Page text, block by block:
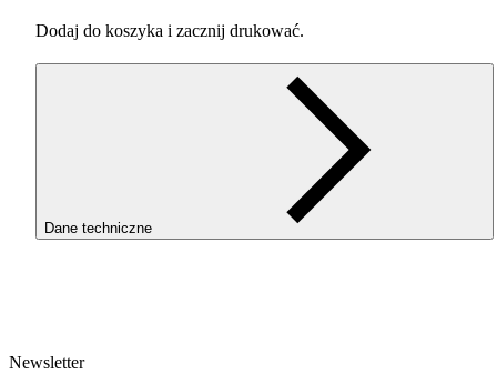
Dodaj do koszyka i zacznij drukować.
Dane techniczne
Waga netto [kg]
Newsletter